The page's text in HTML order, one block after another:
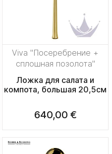
Viva "Посеребрение +
сплошная позолота"
Ложка для салата и
компота, большая 20,5см
640,00 €